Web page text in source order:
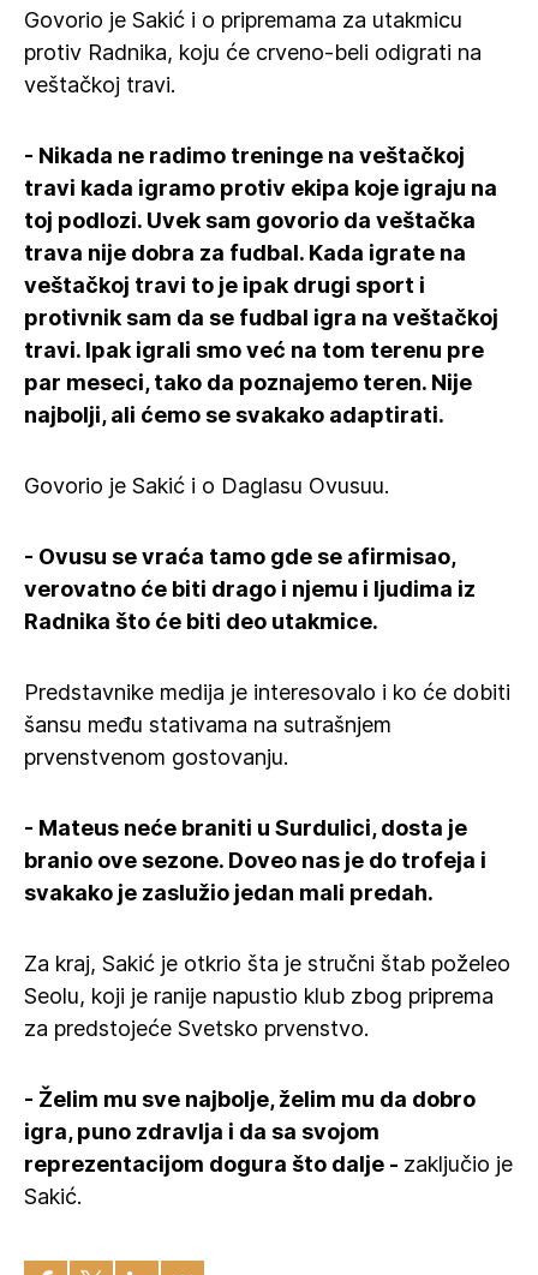
Govorio je Sakić i o pripremama za utakmicu
protiv Radnika, koju će crveno-beli odigrati na
veštačkoj travi.
- Nikada ne radimo treninge na veštačkoj
travi kada igramo protiv ekipa koje igraju na
toj podlozi. Uvek sam govorio da veštačka
trava nije dobra za fudbal. Kada igrate na
veštačkoj travi to je ipak drugi sport i
protivnik sam da se fudbal igra na veštačkoj
travi. Ipak igrali smo već na tom terenu pre
par meseci, tako da poznajemo teren. Nije
najbolji, ali ćemo se svakako adaptirati.
Govorio je Sakić i o Daglasu Ovusuu.
- Ovusu se vraća tamo gde se afirmisao,
verovatno će biti drago i njemu i ljudima iz
Radnika što će biti deo utakmice.
Predstavnike medija je interesovalo i ko će dobiti
šansu među stativama na sutrašnjem
prvenstvenom gostovanju.
- Mateus neće braniti u Surdulici, dosta je
branio ove sezone. Doveo nas je do trofeja i
svakako je zaslužio jedan mali predah.
Za kraj, Sakić je otkrio šta je stručni štab poželeo
Seolu, koji je ranije napustio klub zbog priprema
za predstojeće Svetsko prvenstvo.
- Želim mu sve najbolje, želim mu da dobro
igra, puno zdravlja i da sa svojom
reprezentacijom dogura što dalje - zaključio je
Sakić.